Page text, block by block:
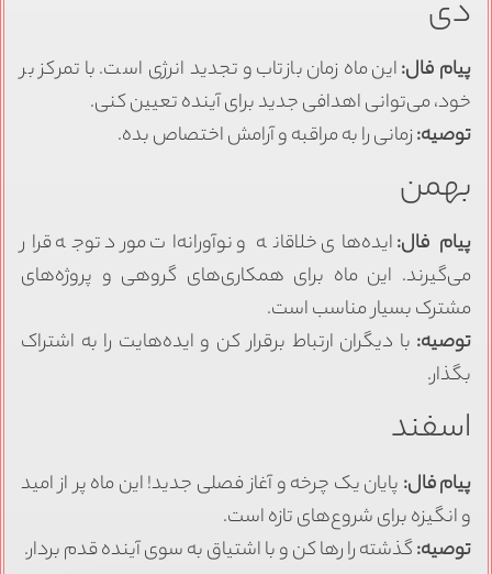
دی
پیام فال:این ماه زمان بازتاب و تجدید انرژی است. با تمرکز بر
خود، می‌توانی اهدافی جدید برای آینده تعیین کنی.
توصیه:زمانی را به مراقبه و آرامش اختصاص بده.
بهمن
پیام فال:ایده‌های خلاقانه و نوآورانه‌ات مورد توجه قرار
می‌گیرند. این ماه برای همکاری‌های گروهی و پروژه‌های
مشترک بسیار مناسب است.
توصیه:با دیگران ارتباط برقرار کن و ایده‌هایت را به اشتراک
بگذار.
اسفند
پیام فال:پایان یک چرخه و آغاز فصلی جدید! این ماه پر از امید
و انگیزه برای شروع‌های تازه است.
توصیه:گذشته را رها کن و با اشتیاق به سوی آینده قدم بردار.